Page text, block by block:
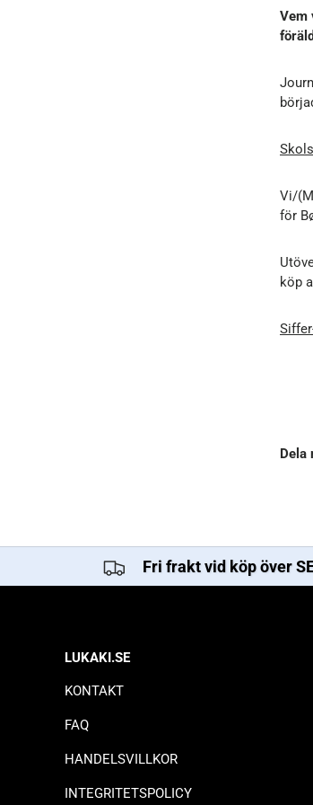
Vem
Vi/
för
köp
Dela
Fri frakt vid köp över
LUKAKI.SE
KONTAKT
FAQ
HANDELSVILLKOR
INTEGRITETSPOLICY